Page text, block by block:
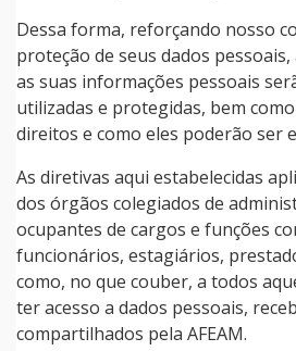
Dessa forma, reforçando nosso
proteção de seus dados
as suas informações pessoais
utilizadas e protegidas, bem
direitos e como eles poderão ser
As diretivas aqui estabelecidas
dos órgãos colegiados de
ocupantes de cargos e funções
funcionários, estagiários,
como, no que couber, a todos
ter acesso a dados pessoais,
compartilhados pela AFEAM.